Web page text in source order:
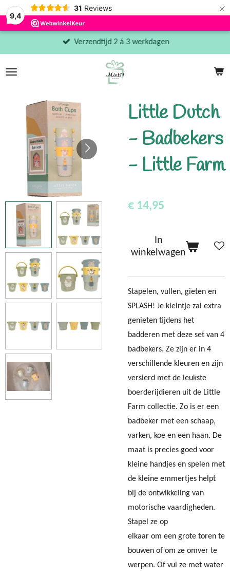
9,4
31 Reviews ×
Verzendtijd 2 á 3 werkdagen
Little Dutch
- Badbekers
- Little Farm
€ 14,95
In
winkelwagen
Stapelen, vullen, gieten en
SPLASH! Je kleintje zal extra
genieten tijdens het
badderen met deze set van 4
badbekers. Ze zijn er in 4
verschillende kleuren en zijn
versierd met de leukste
boerderijdieren uit de Little
Farm collectie. Zo is er een
badbeker met een schaap,
varken, koe en een haan. De
maat is precies goed voor
kleine handjes en spelen met
de kleine emmertjes helpt
bij de ontwikkeling van
motorische vaardigheden.
Stapel ze op
elkaar om een grote toren te
bouwen of om ze omver te
werpen. Of vul ze met water